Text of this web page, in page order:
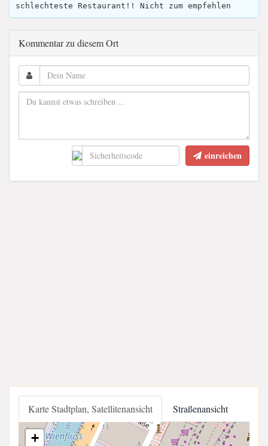
schlechteste Restaurant!! Nicht zum empfehlen
Kommentar zu diesem Ort
einreichen
Karte Stadtplan, Satellitenansicht Straßenansicht
+